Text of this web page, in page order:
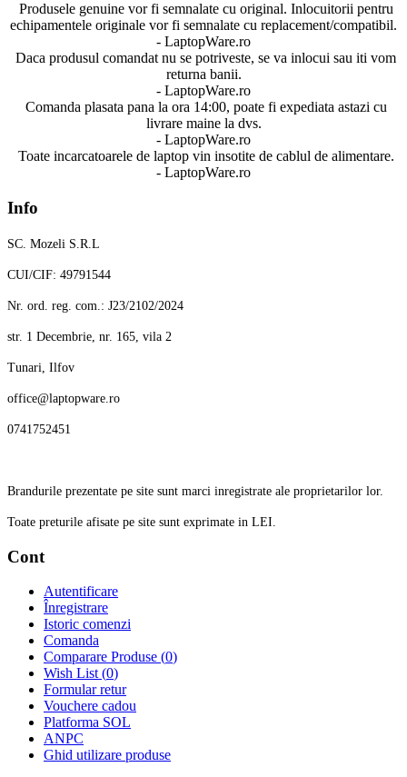
Produsele genuine vor fi semnalate cu original. Inlocuitorii pentru
echipamentele originale vor fi semnalate cu replacement/compatibil.
- LaptopWare.ro
Daca produsul comandat nu se potriveste, se va inlocui sau iti vom
returna banii.
- LaptopWare.ro
Comanda plasata pana la ora 14:00, poate fi expediata astazi cu
livrare maine la dvs.
- LaptopWare.ro
Toate incarcatoarele de laptop vin insotite de cablul de alimentare.
- LaptopWare.ro
Info
SC. Mozeli S.R.L
CUI/CIF: 49791544
Nr. ord. reg. com.: J23/2102/2024
str. 1 Decembrie, nr. 165, vila 2
Tunari, Ilfov
office@laptopware.ro
0741752451
Brandurile prezentate pe site sunt marci inregistrate ale proprietarilor lor.
Toate preturile afisate pe site sunt exprimate in LEI.
Cont
Autentificare
Înregistrare
Istoric comenzi
Comanda
Comparare Produse (0)
Wish List (0)
Formular retur
Vouchere cadou
Platforma SOL
ANPC
Ghid utilizare produse